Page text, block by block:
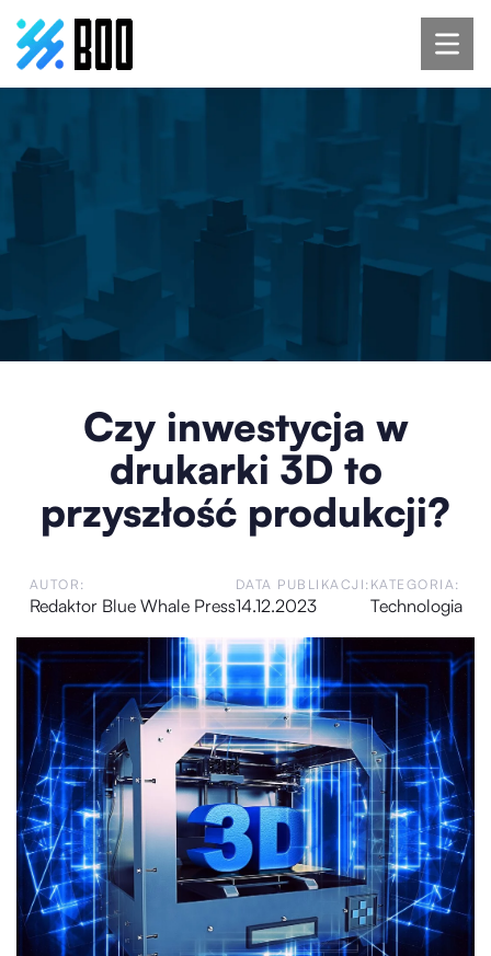
Czy inwestycja w
drukarki 3D to
przyszłość produkcji?
AUTOR:
Redaktor Blue Whale Press
DATA PUBLIKACJI:
14.12.2023
KATEGORIA:
Technologia